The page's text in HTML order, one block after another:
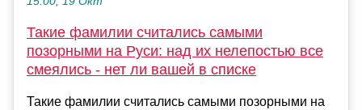
Такие фамилии считались самыми
позорными на Руси: над их нелепостью все
смеялись - нет ли вашей в списке
Такие фамилии считались самыми позорными на